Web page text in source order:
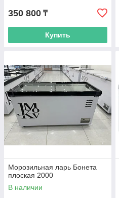
350 800 ₸
Купить
Морозильная ларь Бонета
плоская 2000
В наличии